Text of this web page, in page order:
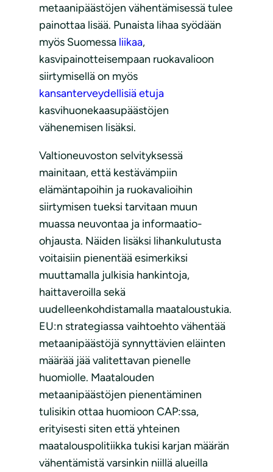
metaanipäästöjen vähentämisessä tulee
painottaa lisää. Punaista lihaa syödään
myös Suomessa liikaa,
kasvipainotteisempaan ruokavalioon
siirtymisellä on myös
kansanterveydellisiä etuja
kasvihuonekaasupäästöjen
vähenemisen lisäksi.
Valtioneuvoston selvityksessä
mainitaan, että kestävämpiin
elämäntapoihin ja ruokavalioihin
siirtymisen tueksi tarvitaan muun
muassa neuvontaa ja informaatio-
ohjausta. Näiden lisäksi lihankulutusta
voitaisiin pienentää esimerkiksi
muuttamalla julkisia hankintoja,
haittaveroilla sekä
uudelleenkohdistamalla maataloustukia.
EU:n strategiassa vaihtoehto vähentää
metaanipäästöjä synnyttävien eläinten
määrää jää valitettavan pienelle
huomiolle. Maatalouden
metaanipäästöjen pienentäminen
tulisikin ottaa huomioon CAP:ssa,
erityisesti siten että yhteinen
maatalouspolitiikka tukisi karjan määrän
vähentämistä varsinkin niillä alueilla